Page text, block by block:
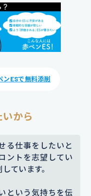
ンESで無料添削
から
る仕事をしたいと
ントを志望してい
ています。
という気持ちを伝